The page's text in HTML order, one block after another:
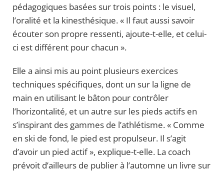
pédagogiques basées sur trois points : le visuel,
l’oralité et la kinesthésique. « Il faut aussi savoir
écouter son propre ressenti, ajoute-t-elle, et celui-
ci est différent pour chacun ».
Elle a ainsi mis au point plusieurs exercices
techniques spécifiques, dont un sur la ligne de
main en utilisant le bâton pour contrôler
l’horizontalité, et un autre sur les pieds actifs en
s’inspirant des gammes de l’athlétisme. « Comme
en ski de fond, le pied est propulseur. Il s’agit
d’avoir un pied actif », explique-t-elle. La coach
prévoit d’ailleurs de publier à l’automne un livre sur